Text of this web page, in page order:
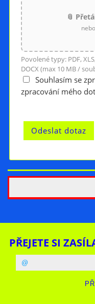
📎
Povolené typy: PDF, XLS,
DOCX (max 10 MB /
Souhlasím se
zpracování mého
PŘEJETE SI